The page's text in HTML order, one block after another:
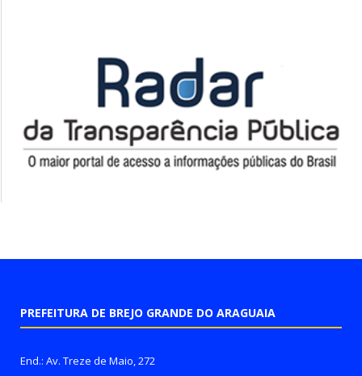
PREFEITURA DE BREJO GRANDE DO ARAGUAIA
End.: Av. Treze de Maio, 272